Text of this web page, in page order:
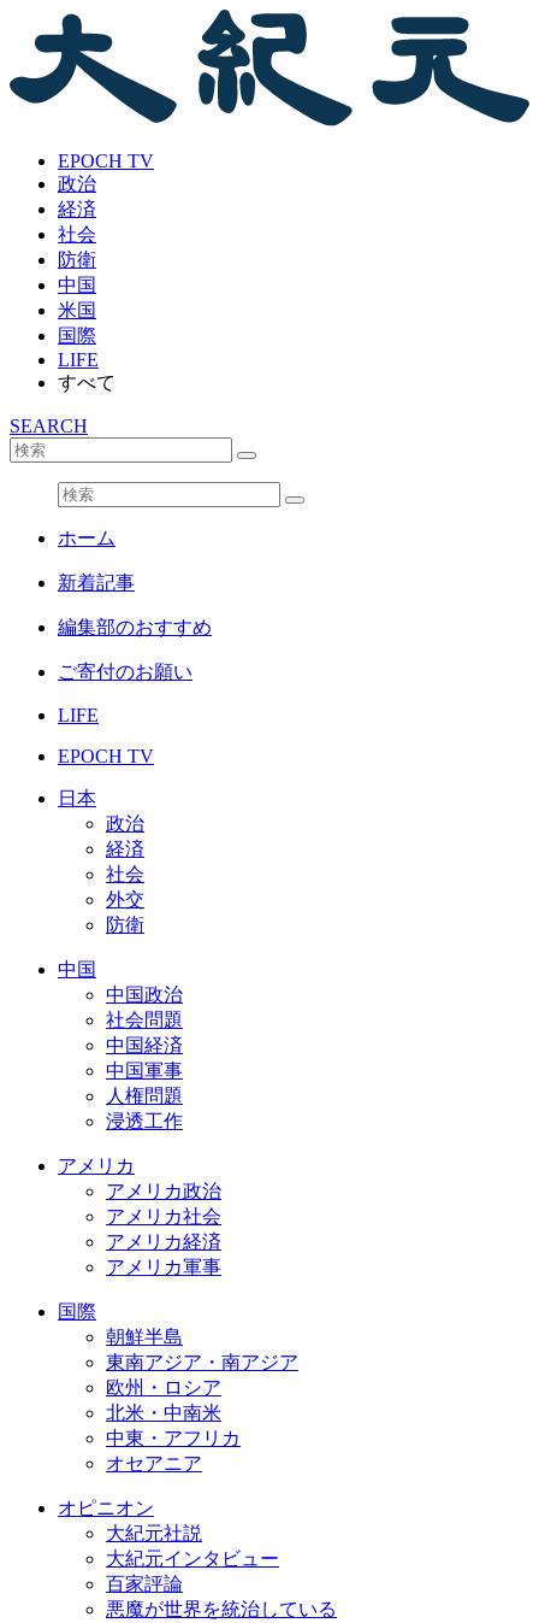
EPOCH TV
政治
経済
社会
防衛
中国
米国
国際
LIFE
すべて
SEARCH
ホーム
新着記事
編集部のおすすめ
ご寄付のお願い
LIFE
EPOCH TV
日本
政治
経済
社会
外交
防衛
中国
中国政治
社会問題
中国経済
中国軍事
人権問題
浸透工作
アメリカ
アメリカ政治
アメリカ社会
アメリカ経済
アメリカ軍事
国際
朝鮮半島
東南アジア・南アジア
欧州・ロシア
北米・中南米
中東・アフリカ
オセアニア
オピニオン
大紀元社説
大紀元インタビュー
百家評論
悪魔が世界を統治している